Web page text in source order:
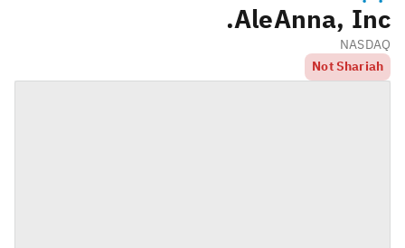
AleAnna, Inc.
NASDAQ
Not Shariah